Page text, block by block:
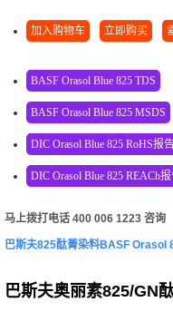
加入购物车 立即购买
BASF Orasol Blue 825 TDS
BASF Orasol Blue 825 MSDS
DIC Orasol Blue 825 RoHS报
DIC Orasol Blue 825 REACh
马上拨打电话 400 006 1223 咨询
巴斯夫825酞菁染料BASF Orasol
巴斯夫奥丽素825/GN